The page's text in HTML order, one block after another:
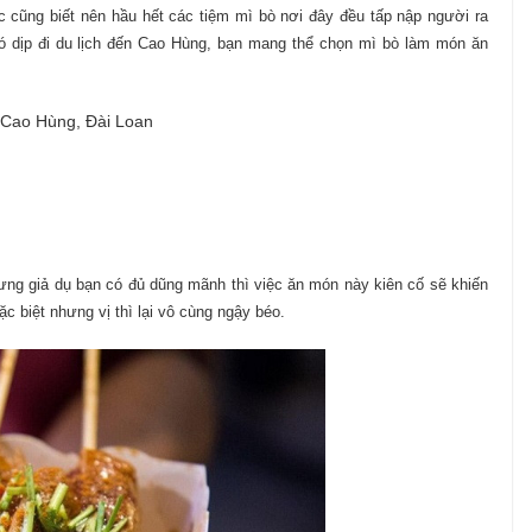
biết nên hầu hết các tiệm mì bò nơi đây đều tấp nập người ra
dịp đi du lịch đến Cao Hùng, bạn mang thể chọn mì bò làm món ăn
Hùng, Đài Loan
giả dụ bạn có đủ dũng mãnh thì việc ăn món này kiên cố sẽ khiến
biệt nhưng vị thì lại vô cùng ngậy béo.